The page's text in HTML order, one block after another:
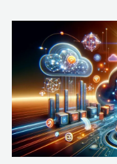
Nuvem:
Google
Cloud,
AWS
e
Azure